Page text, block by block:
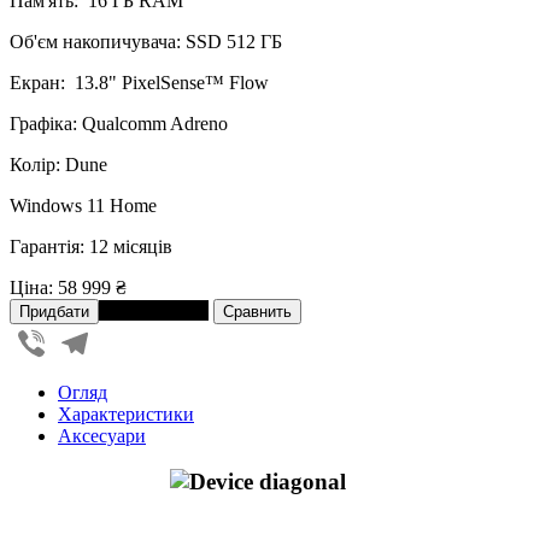
Об'єм накопичувача: SSD 512 ГБ
Екран: 13.8" PixelSense™ Flow
Графіка: Qualcomm Adreno
Колір: Dune
Windows 11 Home
Гарантія: 12 місяців
Ціна: 58 999 ₴
Viber
Огляд
Характеристики
Аксесуари